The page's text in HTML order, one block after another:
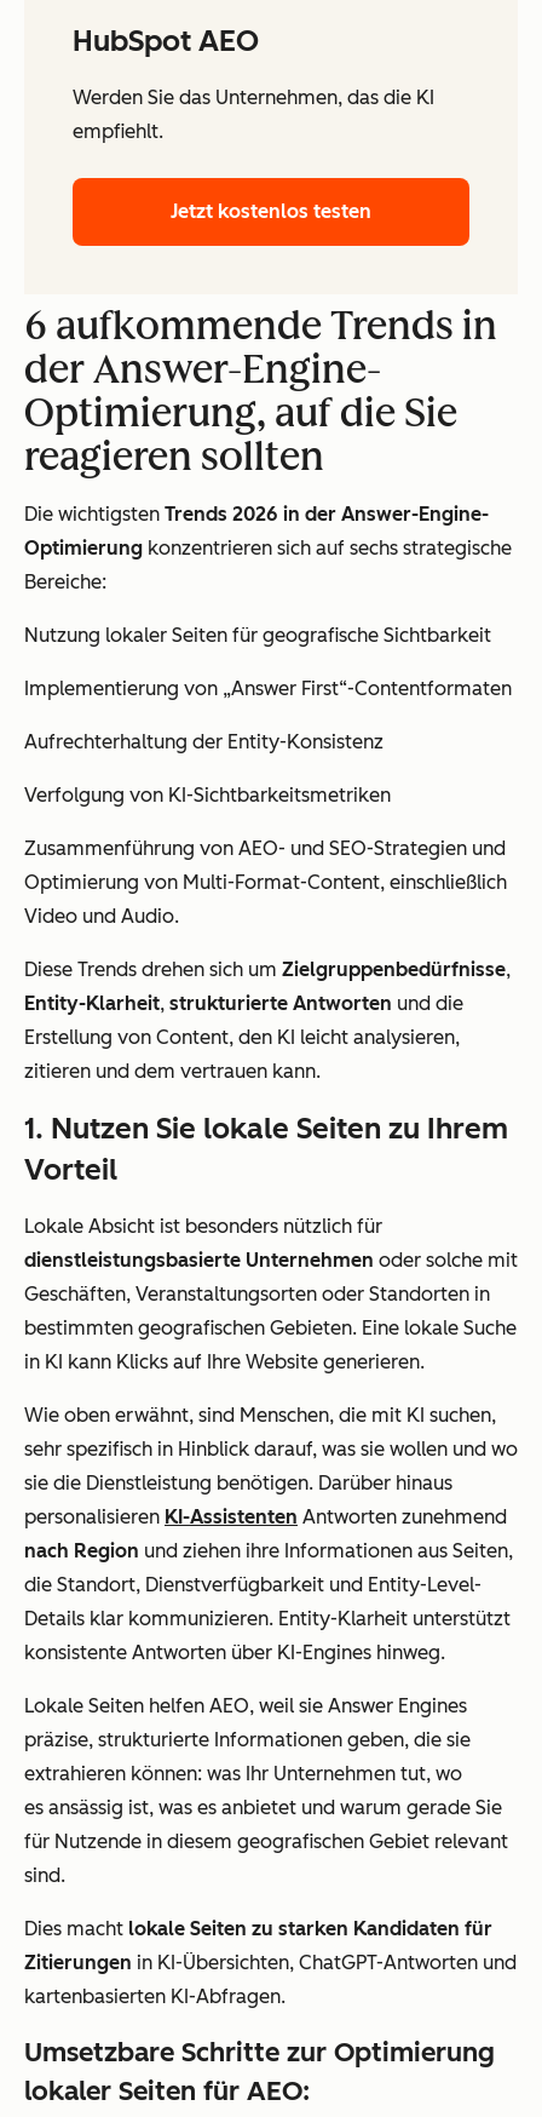
HubSpot AEO
Werden Sie das Unternehmen, das die KI
empfiehlt.
Jetzt kostenlos testen
6 aufkommende Trends in
der Answer-Engine-
Optimierung, auf die Sie
reagieren sollten
Die wichtigsten Trends 2026 in der Answer-Engine-
Optimierung konzentrieren sich auf sechs strategische
Bereiche:
Nutzung lokaler Seiten für geografische Sichtbarkeit
Implementierung von „Answer First“-Contentformaten
Aufrechterhaltung der Entity-Konsistenz
Verfolgung von KI-Sichtbarkeitsmetriken
Zusammenführung von AEO- und SEO-Strategien und
Optimierung von Multi-Format-Content, einschließlich
Video und Audio.
Diese Trends drehen sich um Zielgruppenbedürfnisse,
Entity-Klarheit, strukturierte Antworten und die
Erstellung von Content, den KI leicht analysieren,
zitieren und dem vertrauen kann.
1. Nutzen Sie lokale Seiten zu Ihrem
Vorteil
Lokale Absicht ist besonders nützlich für
dienstleistungsbasierte Unternehmen oder solche mit
Geschäften, Veranstaltungsorten oder Standorten in
bestimmten geografischen Gebieten. Eine lokale Suche
in KI kann Klicks auf Ihre Website generieren.
Wie oben erwähnt, sind Menschen, die mit KI suchen,
sehr spezifisch in Hinblick darauf, was sie wollen und wo
sie die Dienstleistung benötigen. Darüber hinaus
personalisieren KI-Assistenten Antworten zunehmend
nach Region und ziehen ihre Informationen aus Seiten,
die Standort, Dienstverfügbarkeit und Entity-Level-
Details klar kommunizieren. Entity-Klarheit unterstützt
konsistente Antworten über KI-Engines hinweg.
Lokale Seiten helfen AEO, weil sie Answer Engines
präzise, strukturierte Informationen geben, die sie
extrahieren können: was Ihr Unternehmen tut, wo
es ansässig ist, was es anbietet und warum gerade Sie
für Nutzende in diesem geografischen Gebiet relevant
sind.
Dies macht lokale Seiten zu starken Kandidaten für
Zitierungen in KI-Übersichten, ChatGPT-Antworten und
kartenbasierten KI-Abfragen.
Umsetzbare Schritte zur Optimierung
lokaler Seiten für AEO: